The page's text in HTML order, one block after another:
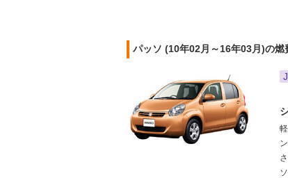
パッソ (10年02月～16年03月)の燃